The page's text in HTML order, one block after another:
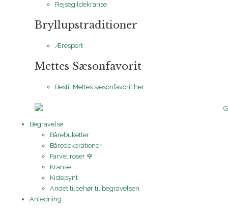
Rejsegildekranse
Bryllupstraditioner
Æresport
Mettes Sæsonfavorit
Bestil Mettes sæsonfavorit her
Begravelse
Bårebuketter
Båredekorationer
Farvel roser 🌹
Kranse
Kistepynt
Andet tilbehør til begravelsen
Anledning